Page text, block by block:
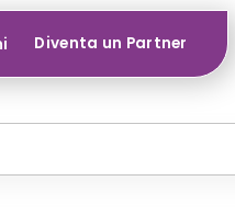
Diventa un Partner